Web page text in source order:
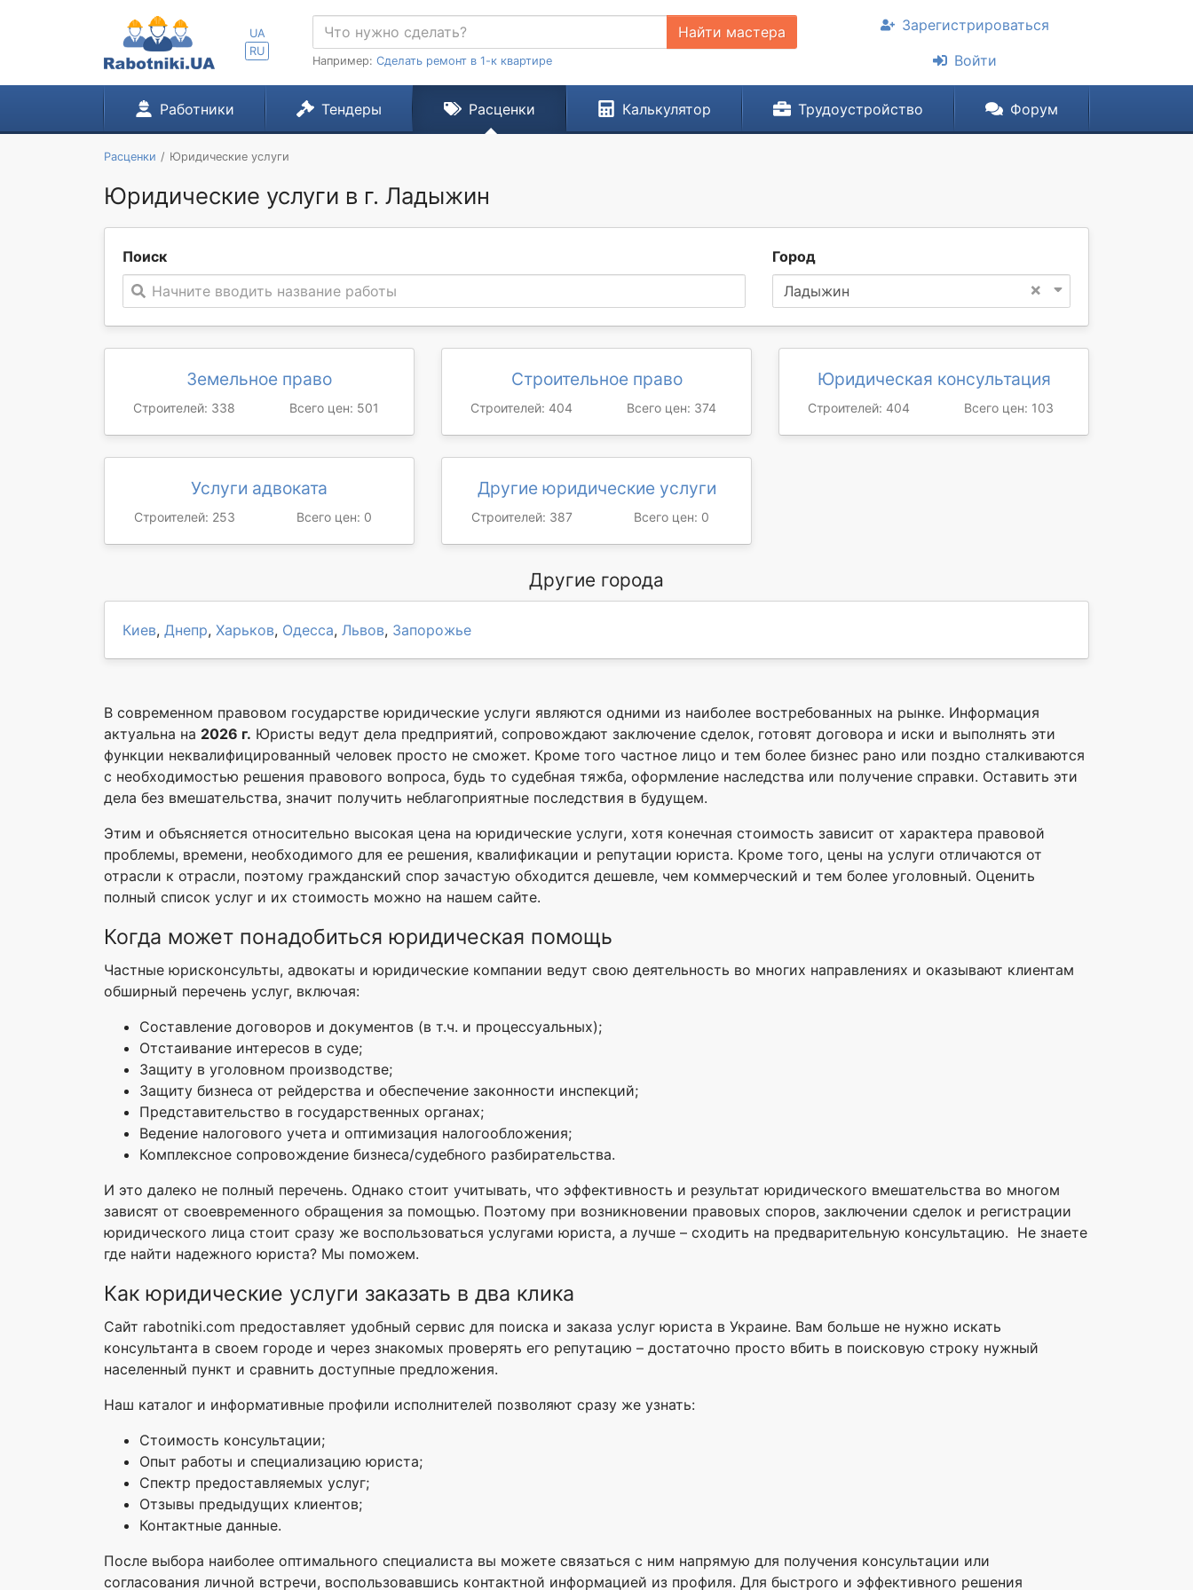
UA
RU
Найти мастера
Например: Сделать ремонт в 1-к квартире
Зарегистрироваться
Войти
Работники Тендеры Расценки Калькулятор Трудоустройство Форум
Расценки Юридические услуги
Юридические услуги в г. Ладыжин
Поиск
Начните вводить название работы
Город
×
Ладыжин
Земельное право
Строителей: 338 Всего цен: 501
Строительное право
Строителей: 404 Всего цен: 374
Юридическая консультация
Строителей: 404 Всего цен: 103
Услуги адвоката
Строителей: 253 Всего цен: 0
Другие юридические услуги
Строителей: 387 Всего цен: 0
Другие города
Киев, Днепр, Харьков, Одесса, Львов, Запорожье
В современном правовом государстве юридические услуги являются одними из наиболее востребованных на рынке. Информация
актуальна на 2026 г. Юристы ведут дела предприятий, сопровождают заключение сделок, готовят договора и иски и выполнять эти
функции неквалифицированный человек просто не сможет. Кроме того частное лицо и тем более бизнес рано или поздно сталкиваются
с необходимостью решения правового вопроса, будь то судебная тяжба, оформление наследства или получение справки. Оставить эти
дела без вмешательства, значит получить неблагоприятные последствия в будущем.
Этим и объясняется относительно высокая цена на юридические услуги, хотя конечная стоимость зависит от характера правовой
проблемы, времени, необходимого для ее решения, квалификации и репутации юриста. Кроме того, цены на услуги отличаются от
отрасли к отрасли, поэтому гражданский спор зачастую обходится дешевле, чем коммерческий и тем более уголовный. Оценить
полный список услуг и их стоимость можно на нашем сайте.
Когда может понадобиться юридическая помощь
Частные юрисконсульты, адвокаты и юридические компании ведут свою деятельность во многих направлениях и оказывают клиентам
обширный перечень услуг, включая:
Составление договоров и документов (в т.ч. и процессуальных);
Отстаивание интересов в суде;
Защиту в уголовном производстве;
Защиту бизнеса от рейдерства и обеспечение законности инспекций;
Представительство в государственных органах;
Ведение налогового учета и оптимизация налогообложения;
Комплексное сопровождение бизнеса/судебного разбирательства.
И это далеко не полный перечень. Однако стоит учитывать, что эффективность и результат юридического вмешательства во многом
зависят от своевременного обращения за помощью. Поэтому при возникновении правовых споров, заключении сделок и регистрации
юридического лица стоит сразу же воспользоваться услугами юриста, а лучше – сходить на предварительную консультацию. Не знаете
где найти надежного юриста? Мы поможем.
Как юридические услуги заказать в два клика
Сайт rabotniki.com предоставляет удобный сервис для поиска и заказа услуг юриста в Украине. Вам больше не нужно искать
консультанта в своем городе и через знакомых проверять его репутацию – достаточно просто вбить в поисковую строку нужный
населенный пункт и сравнить доступные предложения.
Наш каталог и информативные профили исполнителей позволяют сразу же узнать:
Стоимость консультации;
Опыт работы и специализацию юриста;
Спектр предоставляемых услуг;
Отзывы предыдущих клиентов;
Контактные данные.
После выбора наиболее оптимального специалиста вы можете связаться с ним напрямую для получения консультации или
согласования личной встречи, воспользовавшись контактной информацией из профиля. Для быстрого и эффективного решения